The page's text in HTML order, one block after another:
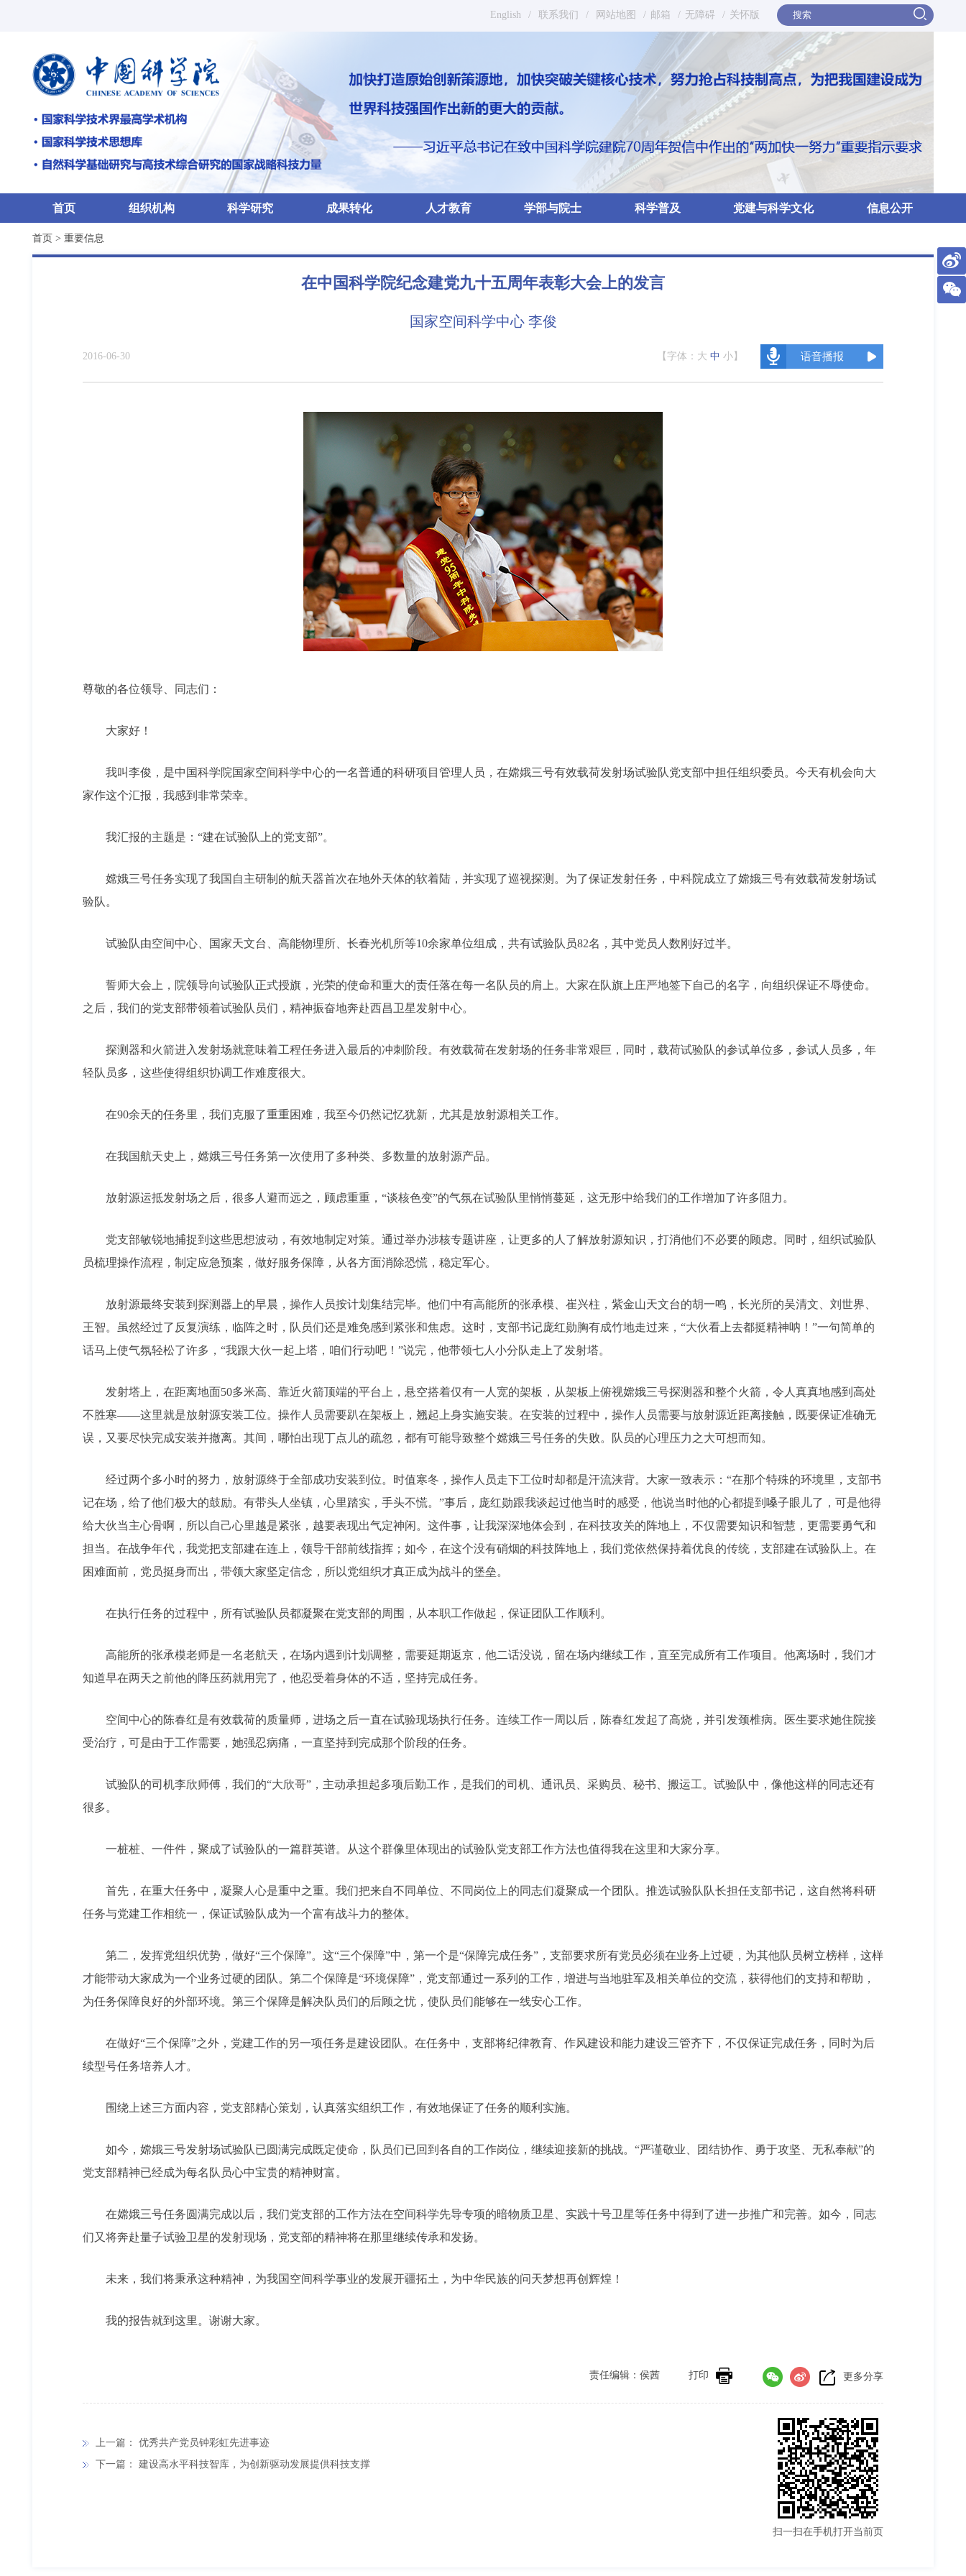
English / 联系我们 / 网站地图 / 邮箱 / 无障碍 / 关怀版
首页 组织机构 科学研究 成果转化 人才教育 学部与院士 科学普及 党建与科学文化 信息公开
首页 > 重要信息
在中国科学院纪念建党九十五周年表彰大会上的发言
国家空间科学中心 李俊
2016-06-30 【字体： 大 中 小 】 语音播报
尊敬的各位领导、同志们：
大家好！
我叫李俊，是中国科学院国家空间科学中心的一名普通的科研项目管理人员，在嫦娥三号有效载荷发射场试验队党支部中担任组织委员。今天有机会向大
家作这个汇报，我感到非常荣幸。
我汇报的主题是：“建在试验队上的党支部”。
嫦娥三号任务实现了我国自主研制的航天器首次在地外天体的软着陆，并实现了巡视探测。为了保证发射任务，中科院成立了嫦娥三号有效载荷发射场试
验队。
试验队由空间中心、国家天文台、高能物理所、长春光机所等10余家单位组成，共有试验队员82名，其中党员人数刚好过半。
誓师大会上，院领导向试验队正式授旗，光荣的使命和重大的责任落在每一名队员的肩上。大家在队旗上庄严地签下自己的名字，向组织保证不辱使命。
之后，我们的党支部带领着试验队员们，精神振奋地奔赴西昌卫星发射中心。
探测器和火箭进入发射场就意味着工程任务进入最后的冲刺阶段。有效载荷在发射场的任务非常艰巨，同时，载荷试验队的参试单位多，参试人员多，年
轻队员多，这些使得组织协调工作难度很大。
在90余天的任务里，我们克服了重重困难，我至今仍然记忆犹新，尤其是放射源相关工作。
在我国航天史上，嫦娥三号任务第一次使用了多种类、多数量的放射源产品。
放射源运抵发射场之后，很多人避而远之，顾虑重重，“谈核色变”的气氛在试验队里悄悄蔓延，这无形中给我们的工作增加了许多阻力。
党支部敏锐地捕捉到这些思想波动，有效地制定对策。通过举办涉核专题讲座，让更多的人了解放射源知识，打消他们不必要的顾虑。同时，组织试验队
员梳理操作流程，制定应急预案，做好服务保障，从各方面消除恐慌，稳定军心。
放射源最终安装到探测器上的早晨，操作人员按计划集结完毕。他们中有高能所的张承模、崔兴柱，紫金山天文台的胡一鸣，长光所的吴清文、刘世界、
王智。虽然经过了反复演练，临阵之时，队员们还是难免感到紧张和焦虑。这时，支部书记庞红勋胸有成竹地走过来，“大伙看上去都挺精神呐！”一句简单的
话马上使气氛轻松了许多，“我跟大伙一起上塔，咱们行动吧！”说完，他带领七人小分队走上了发射塔。
发射塔上，在距离地面50多米高、靠近火箭顶端的平台上，悬空搭着仅有一人宽的架板，从架板上俯视嫦娥三号探测器和整个火箭，令人真真地感到高处
不胜寒——这里就是放射源安装工位。操作人员需要趴在架板上，翘起上身实施安装。在安装的过程中，操作人员需要与放射源近距离接触，既要保证准确无
误，又要尽快完成安装并撤离。其间，哪怕出现丁点儿的疏忽，都有可能导致整个嫦娥三号任务的失败。队员的心理压力之大可想而知。
经过两个多小时的努力，放射源终于全部成功安装到位。时值寒冬，操作人员走下工位时却都是汗流浃背。大家一致表示：“在那个特殊的环境里，支部书
记在场，给了他们极大的鼓励。有带头人坐镇，心里踏实，手头不慌。”事后，庞红勋跟我谈起过他当时的感受，他说当时他的心都提到嗓子眼儿了，可是他得
给大伙当主心骨啊，所以自己心里越是紧张，越要表现出气定神闲。这件事，让我深深地体会到，在科技攻关的阵地上，不仅需要知识和智慧，更需要勇气和
担当。在战争年代，我党把支部建在连上，领导干部前线指挥；如今，在这个没有硝烟的科技阵地上，我们党依然保持着优良的传统，支部建在试验队上。在
困难面前，党员挺身而出，带领大家坚定信念，所以党组织才真正成为战斗的堡垒。
在执行任务的过程中，所有试验队员都凝聚在党支部的周围，从本职工作做起，保证团队工作顺利。
高能所的张承模老师是一名老航天，在场内遇到计划调整，需要延期返京，他二话没说，留在场内继续工作，直至完成所有工作项目。他离场时，我们才
知道早在两天之前他的降压药就用完了，他忍受着身体的不适，坚持完成任务。
空间中心的陈春红是有效载荷的质量师，进场之后一直在试验现场执行任务。连续工作一周以后，陈春红发起了高烧，并引发颈椎病。医生要求她住院接
受治疗，可是由于工作需要，她强忍病痛，一直坚持到完成那个阶段的任务。
试验队的司机李欣师傅，我们的“大欣哥”，主动承担起多项后勤工作，是我们的司机、通讯员、采购员、秘书、搬运工。试验队中，像他这样的同志还有
很多。
一桩桩、一件件，聚成了试验队的一篇群英谱。从这个群像里体现出的试验队党支部工作方法也值得我在这里和大家分享。
首先，在重大任务中，凝聚人心是重中之重。我们把来自不同单位、不同岗位上的同志们凝聚成一个团队。推选试验队队长担任支部书记，这自然将科研
任务与党建工作相统一，保证试验队成为一个富有战斗力的整体。
第二，发挥党组织优势，做好“三个保障”。这“三个保障”中，第一个是“保障完成任务”，支部要求所有党员必须在业务上过硬，为其他队员树立榜样，这样
才能带动大家成为一个业务过硬的团队。第二个保障是“环境保障”，党支部通过一系列的工作，增进与当地驻军及相关单位的交流，获得他们的支持和帮助，
为任务保障良好的外部环境。第三个保障是解决队员们的后顾之忧，使队员们能够在一线安心工作。
在做好“三个保障”之外，党建工作的另一项任务是建设团队。在任务中，支部将纪律教育、作风建设和能力建设三管齐下，不仅保证完成任务，同时为后
续型号任务培养人才。
围绕上述三方面内容，党支部精心策划，认真落实组织工作，有效地保证了任务的顺利实施。
如今，嫦娥三号发射场试验队已圆满完成既定使命，队员们已回到各自的工作岗位，继续迎接新的挑战。“严谨敬业、团结协作、勇于攻坚、无私奉献”的
党支部精神已经成为每名队员心中宝贵的精神财富。
在嫦娥三号任务圆满完成以后，我们党支部的工作方法在空间科学先导专项的暗物质卫星、实践十号卫星等任务中得到了进一步推广和完善。如今，同志
们又将奔赴量子试验卫星的发射现场，党支部的精神将在那里继续传承和发扬。
未来，我们将秉承这种精神，为我国空间科学事业的发展开疆拓土，为中华民族的问天梦想再创辉煌！
我的报告就到这里。谢谢大家。
更多分享
打印
责任编辑：侯茜
上一篇： 优秀共产党员钟彩虹先进事迹
下一篇： 建设高水平科技智库，为创新驱动发展提供科技支撑
扫一扫在手机打开当前页